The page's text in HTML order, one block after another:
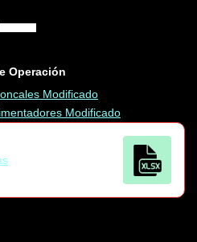
Operación
Modificado
Modificado